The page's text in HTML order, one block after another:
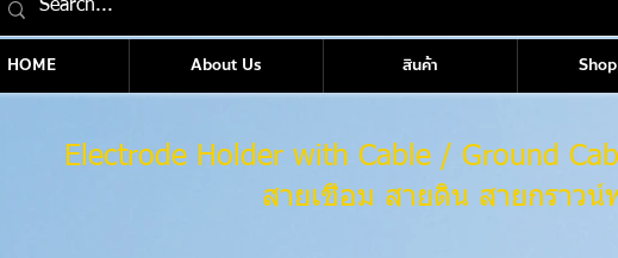
HOME About Us สินค้า
Electrode Holder with Cable / Ground
สายเชื่อม สายดิน สายกราว